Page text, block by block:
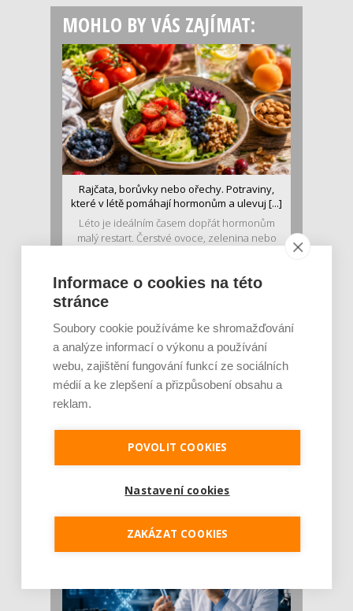
MOHLO BY VÁS ZAJÍMAT:
Rajčata, borůvky nebo ořechy. Potraviny,
které v létě pomáhají hormonům a ulevuj [...]
Léto je ideálním časem dopřát hormonům
malý restart. Čerstvé ovoce, zelenina nebo
Je jen pro sportovce, přiberu po něm a ve
stravě ho mám dostatek. Znáte nejčastějš [...]
Pojem protein již nějakou dobu rezonuje
se o ně...
Informace o cookies na této
stránce
Soubory cookie používáme ke shromažďování
a analýze informací o výkonu a používání
webu, zajištění fungování funkcí ze sociálních
médií a ke zlepšení a přizpůsobení obsahu a
reklam.
POVOLIT COOKIES
Nastavení cookies
ZAKÁZAT COOKIES